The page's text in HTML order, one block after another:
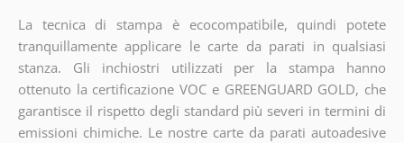
La tecnica di stampa è ecocompatibile, quindi potete
tranquillamente applicare le carte da parati in qualsiasi
stanza. Gli inchiostri utilizzati per la stampa hanno
ottenuto la certificazione VOC e GREENGUARD GOLD, che
garantisce il rispetto degli standard più severi in termini di
emissioni chimiche. Le nostre carte da parati autoadesive